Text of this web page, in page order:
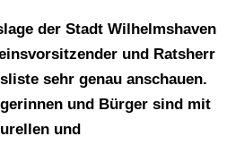
der Stadt Wilhelmshaven
und Ratsherr
sehr genau anschauen.
und Bürger sind mit
und